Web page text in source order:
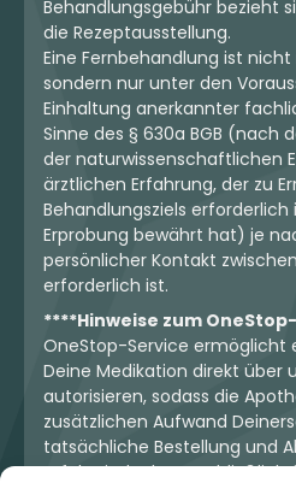
4.28 €
MEHR
mehr
Alle
verifizierte
Registriere Dich
Dich als Patient,
einzusehen und
Verfügbarkeiten
Behandlungsgebühr bezieht
die Rezeptausstellung.
Eine Fernbehandlung ist
sondern nur unter den
Einhaltung anerkannter
Sinne des § 630a BGB (nach
der naturwissenschaftlichen
ärztlichen Erfahrung, der zu
Behandlungsziels
Erprobung bewährt hat) je
persönlicher Kontakt
erforderlich ist.
****Hinweise zum
OneStop-Service ermöglicht
Deine Medikation direkt über
autorisieren, sodass die
zusätzlichen Aufwand
tatsächliche Bestellung und
erfolgt jedoch ausschließlich